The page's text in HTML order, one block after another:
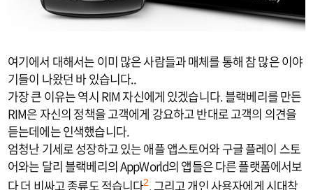
여기에서 대해서는 이미 많은 사람들과 매체를 통해 참 많은 이야
기들이 나왔던 바 있습니다..
가장 큰 이유는 역시 RIM 자신에게 있겠습니다. 블랙베리를 만든
RIM은 자신의 정책을 고객에게 강요하고 반대로 고객의 의견을
듣는데에는 인색했습니다.
엄청난 기세로 성장하고 있는 애플 앱스토어와 구글 플레이 스토
어와는 달리 블랙베리의 AppWorld의 앱들은 다른 플랫폼에서보
다 더 비싸고 종류도 적습니다2. 그리고 개인 사용자에게 시대착